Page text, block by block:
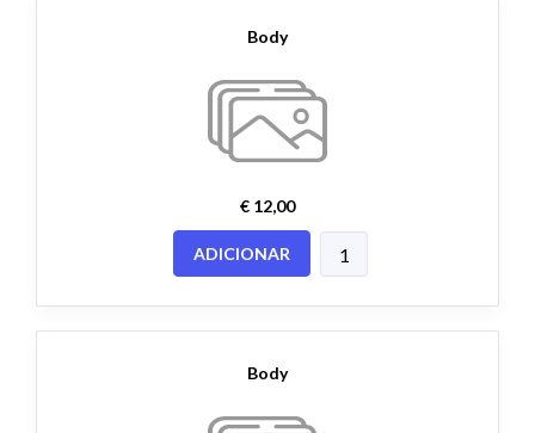
Body
€ 12,00
ADICIONAR
Body